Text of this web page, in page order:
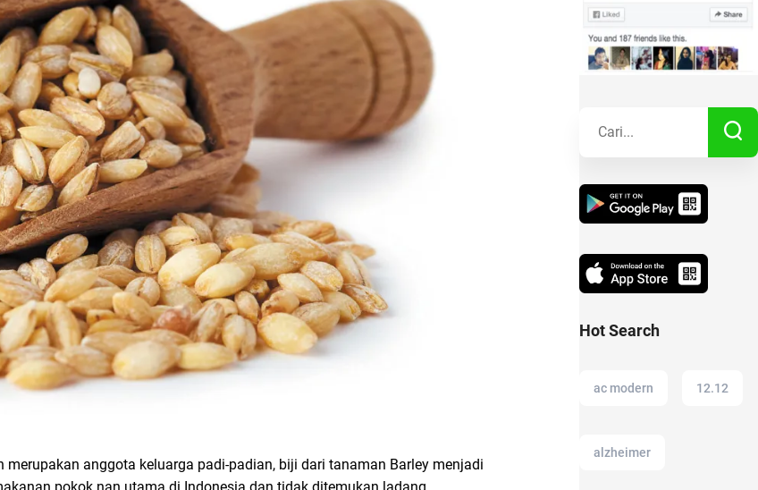
anggota keluarga padi-padian, biji dari tanaman Barley menjadi
Kisah Sukses
Hot Search
ac modern 12.12
alzheimer